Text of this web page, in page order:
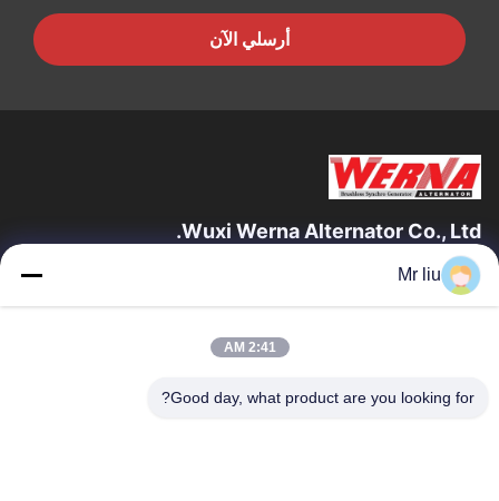
أرسلي الآن
Wuxi Werna Alternator Co., Ltd.
روابط سريعة
حولنا
جولة في المصنع
مراقبة الجودة
Mr liu
2:41 AM
Good day, what product are you looking for?